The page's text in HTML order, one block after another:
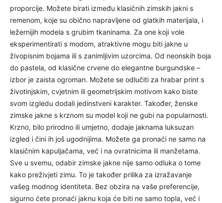
proporcije. Možete birati između klasičnih zimskih jakni s
remenom, koje su obično napravljene od glatkih materijala, i
ležernijih modela s grubim tkaninama. Za one koji vole
eksperimentirati s modom, atraktivne mogu biti jakne u
živopisnim bojama ili s zanimljivim uzorcima. Od neonskih boja
do pastela, od klasične crvene do elegantne burgundske –
izbor je zaista ogroman. Možete se odlučiti za hrabar print s
životinjskim, cvjetnim ili geometrijskim motivom kako biste
svom izgledu dodali jedinstveni karakter. Također, ženske
zimske jakne s krznom su model koji ne gubi na popularnosti.
Krzno, bilo prirodno ili umjetno, dodaje jaknama luksuzan
izgled i čini ih još ugodnijima. Možete ga pronaći ne samo na
klasičnim kapuljačama, već i na ovratnicima ili manžetama.
Sve u svemu, odabir zimske jakne nije samo odluka o tome
kako preživjeti zimu. To je također prilika za izražavanje
vašeg modnog identiteta. Bez obzira na vaše preferencije,
sigurno ćete pronaći jaknu koja će biti ne samo topla, već i